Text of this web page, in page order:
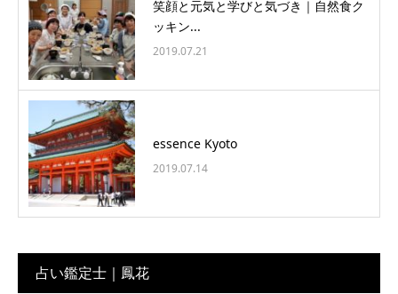
笑顔と元気と学びと気づき｜自然食ク
ッキン...
2019.07.21
essence Kyoto
2019.07.14
占い鑑定士｜鳳花